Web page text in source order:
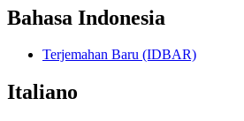
Bahasa Indonesia
Terjemahan Baru (IDBAR)
Italiano